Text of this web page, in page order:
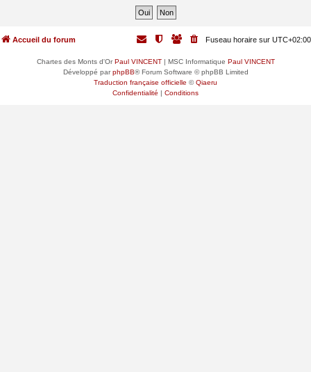
Accueil du forum Fuseau horaire sur UTC+02:00
Chartes des Monts d'OrPaul VINCENT| MSC Informatique Paul VINCENT
Développé parphpBB® Forum Software © phpBB Limited
Traduction française officielle ©Qiaeru
Confidentialité | Conditions